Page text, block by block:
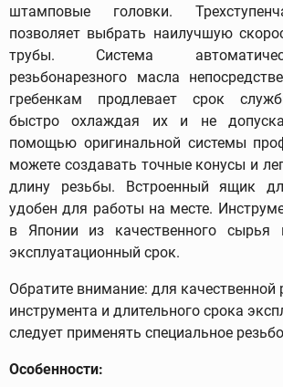
штамповые головки.
позволяет выбрать наилучшую
трубы. Система
резьбонарезного масла
гребенкам продлевает срок
быстро охлаждая их и не
помощью оригинальной системы
можете создавать точные конусы и
длину резьбы. Встроенный ящик
удобен для работы на месте.
в Японии из качественного сырья
эксплуатационный срок.
Обратите внимание: для качественной
инструмента и длительного срока
следует применять специальное
Особенности: